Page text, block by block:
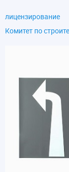
лицензирование
Комитет по